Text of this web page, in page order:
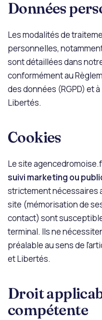
Données
Les modalités de
personnelles,
sont détaillées dans
conformément au
des données (RGPD) et
Libertés.
Cookies
Le site
suivi marketing ou
strictement nécessaires
site (mémorisation de
contact) sont
terminal. Ils ne
préalable au sens de
et Libertés.
Droit
compétente